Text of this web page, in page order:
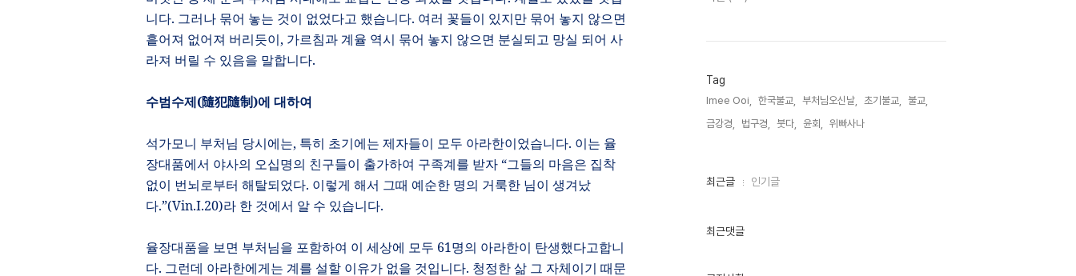
니다. 그러나 묶어 놓는 것이 없었다고 했습니다. 여러 꽃들이 있지만 묶어 놓지 않으면
흩어져 없어져 버리듯이, 가르침과 계율 역시 묶어 놓지 않으면 분실되고 망실 되어 사
라져 버릴 수 있음을 말합니다.
수범수제(隨犯隨制)에 대하여
석가모니 부처님 당시에는, 특히 초기에는 제자들이 모두 아라한이었습니다. 이는 율
장대품에서 야사의 오십명의 친구들이 출가하여 구족계를 받자 “그들의 마음은 집착
없이 번뇌로부터 해탈되었다. 이렇게 해서 그때 예순한 명의 거룩한 님이 생겨났
다.”(Vin.I.20)라 한 것에서 알 수 있습니다.
율장대품을 보면 부처님을 포함하여 이 세상에 모두 61명의 아라한이 탄생했다고합니
다. 그런데 아라한에게는 계를 설할 이유가 없을 것입니다. 청정한 삶 그 자체이기 때문
Tag
Imee Ooi, 한국불교, 부처님오신날, 초기불교,
불교,
금강경,
법구경, 붓다, 윤회, 위빠사나,
최
인
최근글 인기글
최근댓글